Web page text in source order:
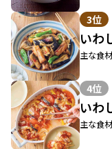
3位
いわ
主な食
4位
いわ
主な食